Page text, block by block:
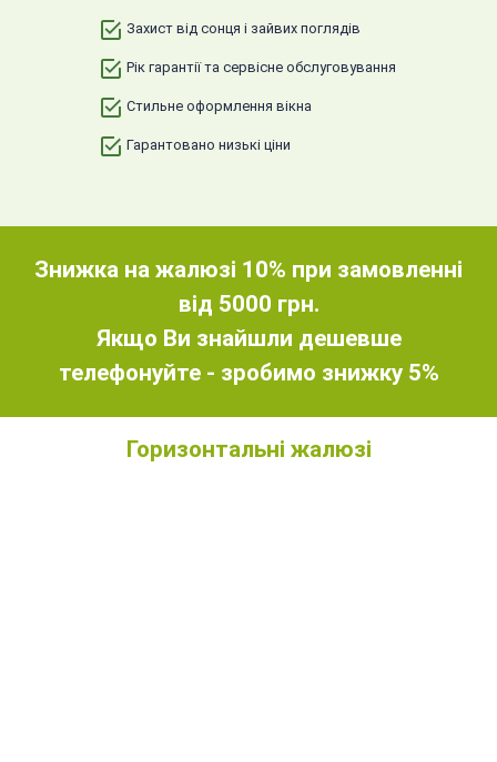
Захист від сонця і зайвих поглядів
Рік гарантії та сервісне обслуговування
Стильне оформлення вікна
Гарантовано низькі ціни
Знижка на жалюзі 10% при замовленні
від 5000 грн.
Якщо Ви знайшли дешевше
телефонуйте - зробимо знижку 5%
Горизонтальні жалюзі